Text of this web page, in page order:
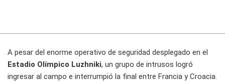
A pesar del enorme operativo de seguridad desplegado en el
Estadio Olímpico Luzhniki, un grupo de intrusos logró
ingresar al campo e interrumpió la final entre Francia y Croacia.